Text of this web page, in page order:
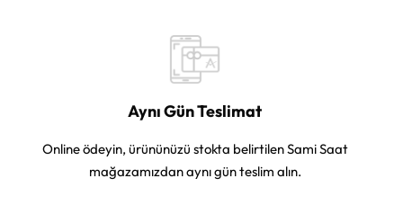
Aynı Gün Teslimat
Online ödeyin, ürününüzü stokta belirtilen Sami Saat
mağazamızdan aynı gün teslim alın.